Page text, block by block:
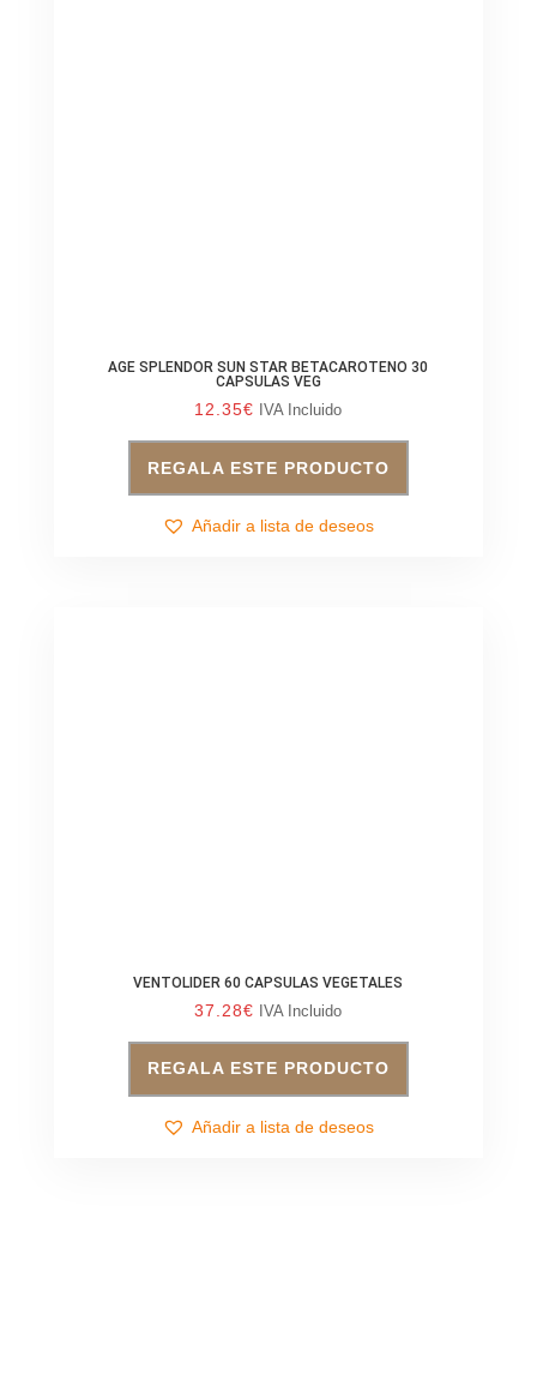
AGE SPLENDOR SUN STAR BETACAROTENO 30
CAPSULAS VEG
12.35€ IVA Incluido
REGALA ESTE PRODUCTO
Añadir a lista de deseos
VENTOLIDER 60 CAPSULAS VEGETALES
37.28€ IVA Incluido
REGALA ESTE PRODUCTO
Añadir a lista de deseos